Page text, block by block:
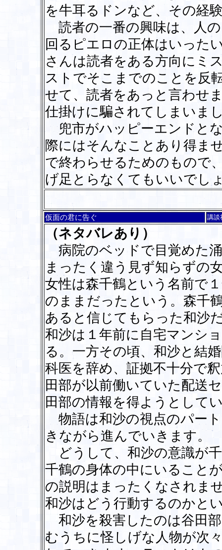
を牛耳るドンなど、その経
読者の一番の興味は、人
回るピエロの正体はいった
さんは読者をある方向にミ
ストでそこまでのことを反
せて、読者をあっと言わせ
仕掛けに騙されてしまいま
兜市がハッピーエンドと
際にはそんなことあり得ま
で終わらせるためのもので
げ足とらなくてもいいでし
仮面の君に告ぐ 講
（ネタバレあり）
病院のベッドで目覚めた
まったく違う見ず知らずの
女性は森千鶴という名前で
のままだったという。森千
あると信じてもらった和沙
和沙は１年前に自宅マンシ
る。一方その頃、和沙と結
科医を辞め、証拠不十分で
田部が以前働いていた配送
田部の情報を得ようとして
物語は和沙の視点のパー
きながら進んでいきます。
どうして、和沙の意識が
千鶴の身体の中にいること
の説明はまったくなされま
和沙はどう行動するのかと
和沙を殺害したのは谷田
むうちに怪しげな人物が次